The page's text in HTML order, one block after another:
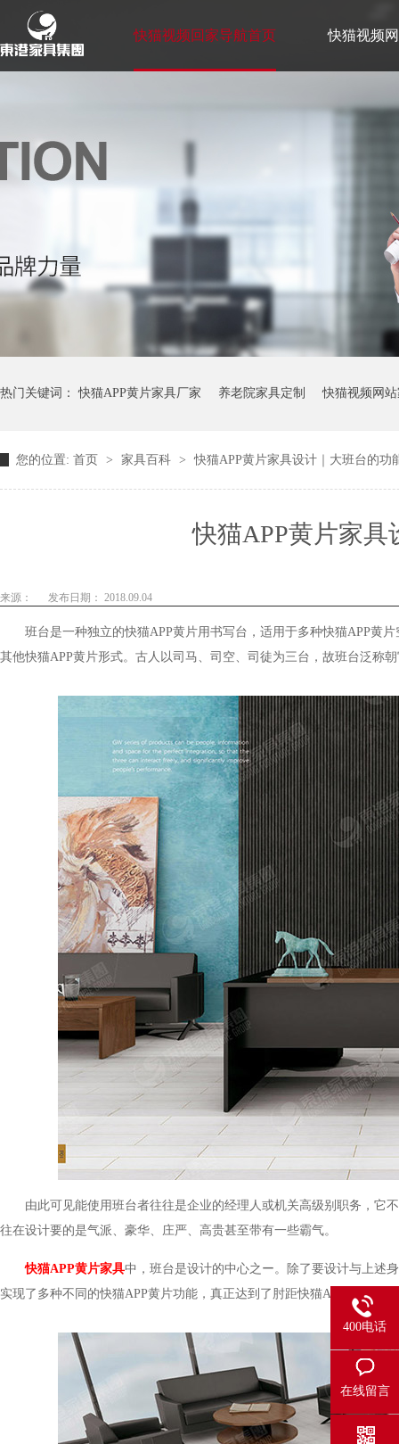
快猫视频回家导航首页 快猫视频
联系快猫视频
热门关键词：快猫APP黄片家具厂家 养老院家具定制 快猫视频网
您的位置: 首页 > 家具百科 > 快猫APP黄片家具设计｜大班台的功
快猫APP黄片家
来源： 发布日期： 2018.09.04
班台是一种独立的快猫APP黄片用书写台，适用于多种快猫APP黄片空
其他快猫APP黄片形式。古人以司马、司空、司徒为三台，故班台泛称朝
由此可见能使用班台者往往是企业的经理人或机关高级别职务，它不
往在设计要的是气派、豪华、庄严、高贵甚至带有一些霸气。
快猫APP黄片家具中，班台是设计的中心之ー。除了要设计与
实现了多种不同的快猫APP黄片功能，真正达到了肘距快猫APP黄片的理
400电话
在线留言